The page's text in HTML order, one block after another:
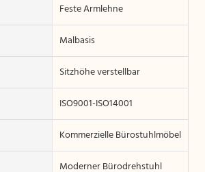
Feste Armlehne
Malbasis
Sitzhöhe verstellbar
ISO9001-ISO14001
Kommerzielle Bürostuhlmöbel
Moderner Bürodrehstuhl